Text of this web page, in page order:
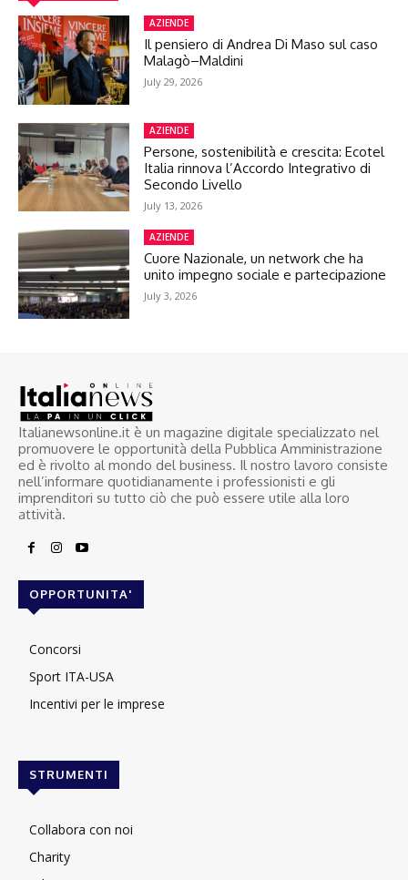
AZIENDE
Il pensiero di Andrea Di Maso sul caso
Malagò–Maldini
July 29, 2026
AZIENDE
Persone, sostenibilità e crescita: Ecotel
Italia rinnova l’Accordo Integrativo di
Secondo Livello
July 13, 2026
AZIENDE
Cuore Nazionale, un network che ha
unito impegno sociale e partecipazione
July 3, 2026
Italianewsonline.it è un magazine digitale specializzato nel
promuovere le opportunità della Pubblica Amministrazione
ed è rivolto al mondo del business. Il nostro lavoro consiste
nell’informare quotidianamente i professionisti e gli
imprenditori su tutto ciò che può essere utile alla loro
attività.
OPPORTUNITA'
Concorsi
Sport ITA-USA
Incentivi per le imprese
STRUMENTI
Collabora con noi
Charity